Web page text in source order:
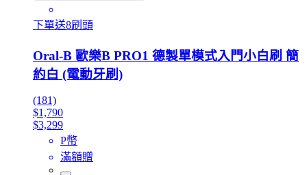
下單送8刷頭
Oral-B 歐樂B PRO1 德製單模式入門小白刷 簡
約白 (電動牙刷)
(181)
$1,790
$3,299
P幣
滿額贈